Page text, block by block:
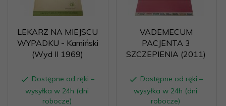
LEKARZ NA MIEJSCU
WYPADKU - Kamiński
(Wyd II 1969)
Dostępne od ręki –
wysyłka w 24h (dni
robocze)
VADEMECUM
PACJENTA 3
SZCZEPIENIA (2011)
Dostępne od ręki –
wysyłka w 24h (dni
robocze)